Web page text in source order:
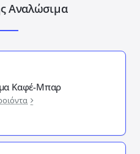
Αναλώσιμα
Καφέ-Μπαρ